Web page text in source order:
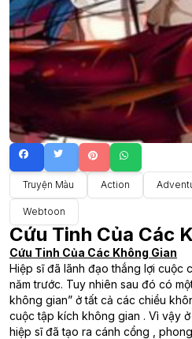
Truyện Màu Action
Webtoon
Cứu Tinh Của Các
Cứu Tinh Của Các Không Gian
Hiệp sĩ đã lãnh đạo thắng lợi cuộc
năm trước. Tuy nhiên sau đó có
không gian” ở tất cả các chiều
cuộc tập kích không gian . Vì vậy
hiệp sĩ đã tạo ra cánh cổng ,